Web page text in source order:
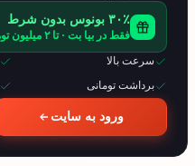
۳۰٪ بونوس بدون شرط
فقط در بیا بت · تا ۲ میلیون تومان
سرعت بالا
برداشت تومانی
ورود به سایت